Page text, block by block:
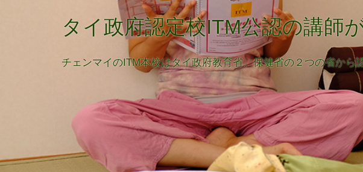
グループレッスンからマンツ
レッスンは少人数制、きめ細やかな指導